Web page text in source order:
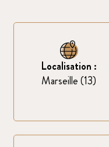
Localisation :
Marseille (13)